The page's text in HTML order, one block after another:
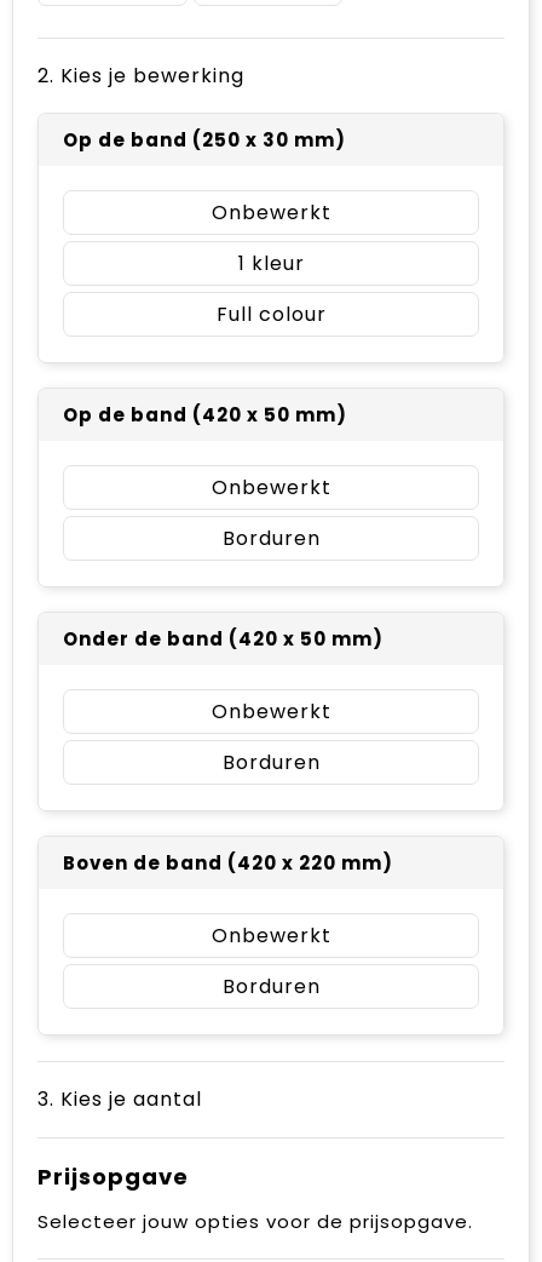
2. Kies je bewerking
Op de band (250 x 30 mm)
Onbewerkt
1
Full colour
Op de band (420 x 50 mm)
Onbewerkt
Borduren
Onder de band (420 x 50 mm)
Onbewerkt
Borduren
Boven de band (420 x 220 mm)
Onbewerkt
Borduren
3. Kies je aantal
Prijsopgave
Selecteer jouw opties voor de prijsopgave.